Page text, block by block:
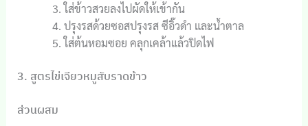
ใส่ข้าวสวยลงไปผัดให้เข้ากัน
ปรุงรสด้วยซอสปรุงรส ซีอิ๊วดำ และน้ำตาล
ใส่ต้นหอมซอย คลุกเคล้าแล้วปิดไฟ
3. สูตรไข่เจียวหมูสับราดข้าว
ส่วนผสม